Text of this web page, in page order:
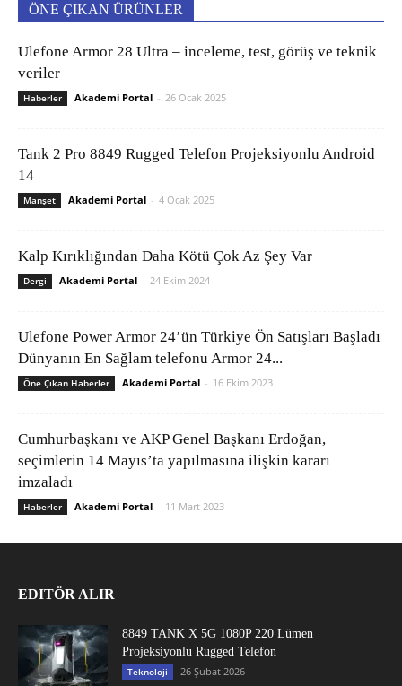
ÖNE ÇIKAN ÜRÜNLER
Ulefone Armor 28 Ultra – inceleme, test, görüş ve teknik
veriler
Haberler Akademi Portal - 26 Ocak 2025
Tank 2 Pro 8849 Rugged Telefon Projeksiyonlu Android
14
Manşet Akademi Portal - 4 Ocak 2025
Kalp Kırıklığından Daha Kötü Çok Az Şey Var
Dergi Akademi Portal - 24 Ekim 2024
Ulefone Power Armor 24’ün Türkiye Ön Satışları Başladı
Dünyanın En Sağlam telefonu Armor 24...
Öne Çıkan Haberler Akademi Portal - 16 Ekim 2023
Cumhurbaşkanı ve AKP Genel Başkanı Erdoğan,
seçimlerin 14 Mayıs’ta yapılmasına ilişkin kararı
imzaladı
Haberler Akademi Portal - 11 Mart 2023
EDITÖR ALIR
8849 TANK X 5G 1080P 220 Lümen
Projeksiyonlu Rugged Telefon
Teknoloji 26 Şubat 2026